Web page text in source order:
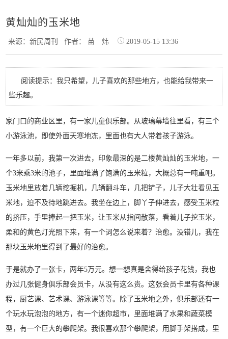
黄灿灿的玉米地
来源：新民周刊作者： 苗 炜 2019-05-15 13:36
阅读提示：我只希望，儿子喜欢的那些地方，也能给我带来一
些乐趣。
家门口的商业区里，有一家儿童俱乐部。从玻璃幕墙往里看，有三个
小游泳池，即使外面天寒地冻，里面也有大人带着孩子游泳。
一年多以前，我第一次进去，印象最深的是二楼黄灿灿的玉米地，一
个3米乘3米的池子，里面堆满了饱满的玉米粒，大概总有一吨重吧。
玉米地里放着几辆挖掘机，几辆翻斗车，几把铲子，儿子大壮看见玉
米地，迫不及待地跳进去。我坐在边上，脚丫子伸进去，感受玉米粒
的挤压，手里捧起一把玉米，让玉米从指间散落，看着儿子挖玉米，
柔和的黄色灯光照下来，有一个词怎么说来着？治愈。没错儿，我在
那块玉米地里得到了最好的治愈。
于是就办了一张卡，两年5万元。想一想真是舍得给孩子花钱，我也
办过几张健身俱乐部会员卡，从没有这么贵。这张会员卡里有各种课
程，厨艺课、艺术课、游泳课等等。除了玉米地之外，俱乐部还有一
个玩水玩泡泡的地方，有一个迷你超市，里面堆满了水果和蔬菜模
型，有一个巨大的攀爬架。我很喜欢那个攀爬架，用脚手架搭成，里